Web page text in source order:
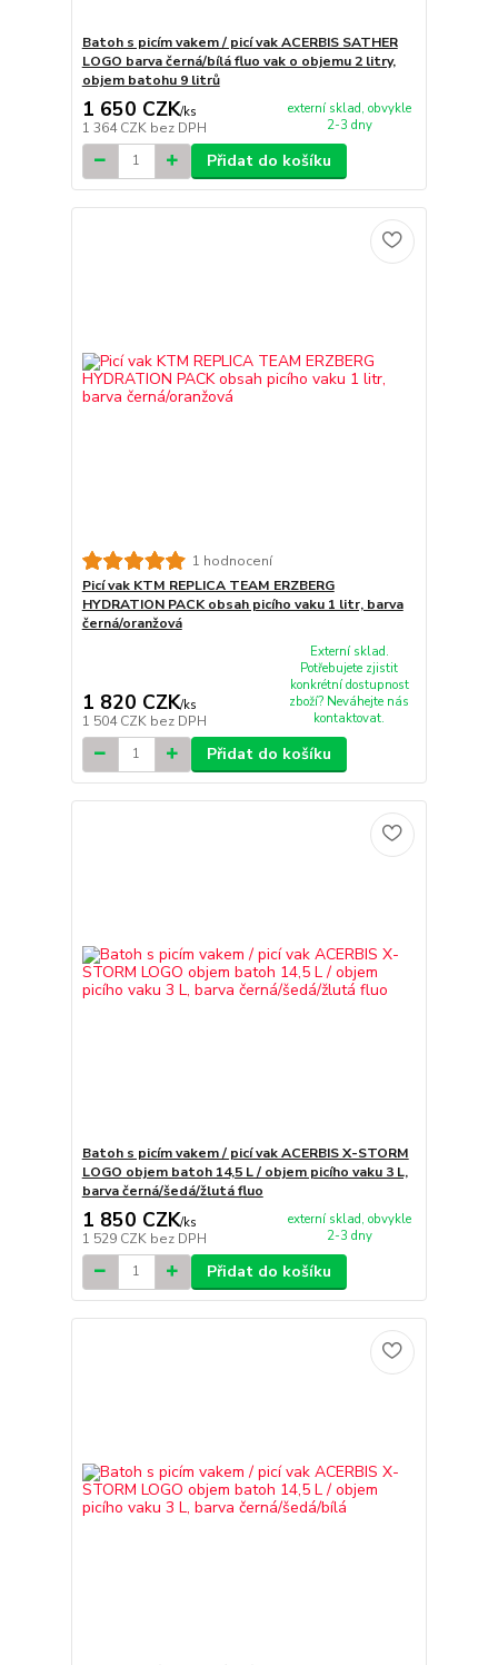
Batoh s picím vakem / picí vak ACERBIS SATHER
LOGO barva černá/bílá fluo vak o objemu 2 litry,
objem batohu 9 litrů
1 650 CZK/ks
1 364 CZK bez DPH
externí sklad, obvykle
2-3 dny
Přidat do košíku
1 hodnocení
Picí vak KTM REPLICA TEAM ERZBERG
HYDRATION PACK obsah picího vaku 1 litr, barva
černá/oranžová
1 820 CZK/ks
1 504 CZK bez DPH
Externí sklad.
Potřebujete zjistit
konkrétní dostupnost
zboží? Neváhejte nás
kontaktovat.
Přidat do košíku
Batoh s picím vakem / picí vak ACERBIS X-STORM
LOGO objem batoh 14,5 L / objem picího vaku 3 L,
barva černá/šedá/žlutá fluo
1 850 CZK/ks
1 529 CZK bez DPH
externí sklad, obvykle
2-3 dny
Přidat do košíku